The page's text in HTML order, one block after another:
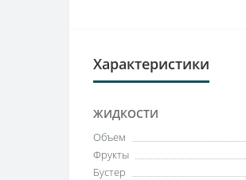
Характеристики
ЖИДКОСТИ
Объем
Фрукты
Бустер